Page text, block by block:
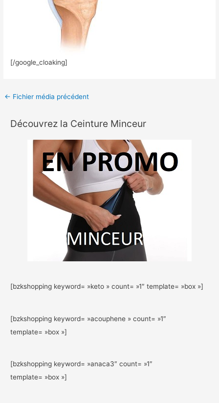
[/google_cloaking]
← Fichier média précédent
Découvrez la Ceinture Minceur
[bzkshopping keyword= »keto » count= »1″ template= »box »]
[bzkshopping keyword= »acouphene » count= »1″
template= »box »]
[bzkshopping keyword= »anaca3″ count= »1″
template= »box »]